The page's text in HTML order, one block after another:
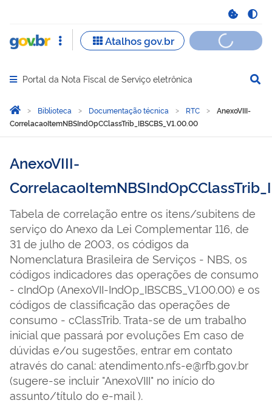
Abrir menu principal de navegação
Portal da Nota Fiscal de Serviço eletrônica
Você está aqui:
Página Inicial
Biblioteca Documentação técnica RTC
AnexoVIII-
CorrelacaoItemNBSIndOpCClassTrib_IBSCBS_V1.00.00
AnexoVIII-
Tabela de correlação entre os itens/subitens de
serviço do Anexo da Lei Complementar 116, de
31 de julho de 2003, os códigos da
Nomenclatura Brasileira de Serviços - NBS, os
códigos indicadores das operações de consumo
- cIndOp (AnexoVII-IndOp_IBSCBS_V1.00.00) e os
códigos de classificação das operações de
consumo - cClassTrib. Trata-se de um trabalho
inicial que passará por evoluções Em caso de
dúvidas e/ou sugestões, entrar em contato
através do canal: atendimento.nfs-e@rfb.gov.br
(sugere-se incluir "AnexoVIII" no início do
assunto/título do e-mail ).